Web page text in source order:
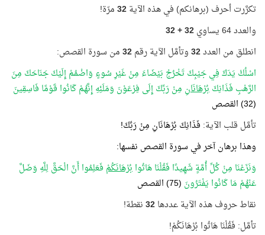
تكرَّرت أحرف (برهانكم) في هذه الآية32مرّة!
والعدد 64 يساوي
32 + 32
انطلق من العدد32وتأمَّل الآية رقم32من سورة القصص:
اسْلُكْ يَدَكَ فِي جَيْبِكَ تَخْرُجْ بَيْضَاءَ مِنْ غَيْرِ سُوءٍ وَاضْمُمْ إِلَيْكَ جَنَاحَكَ مِنَ
الرَّهْبِ فَذَانِكَبُرْهَانَانِ مِنْ رَبِّكَ إِلَى فِرْعَوْنَ وَمَلَئِهِ إِنَّهُمْ كَانُوا قَوْمًا فَاسِقِينَ
(32) القصص
تأمَّل قلب الآية: فَذَانِكَ بُرْهَانَانِ مِنْ رَبِّكَ!
وهذا برهان آخر في سورة القصص نفسها:
وَنَزَعْنَا مِنْ كُلِّ أُمَّةٍ شَهِيدًا فَقُلْنَا هَاتُوابُرْهَانَكُمْ فَعَلِمُوا أَنَّ الْحَقَّ لِلَّهِ وَضَلَّ
عَنْهُمْ مَا كَانُوا يَفْتَرُونَ (75) القصص
نقاط حروف هذه الآية عددها32نقطة!
تأمَّل: فَقُلْنَا هَاتُوا بُرْهَانَكُمْ!